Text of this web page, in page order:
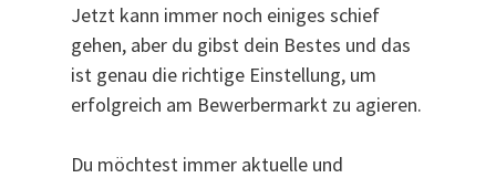
Jetzt kann immer noch einiges schief
gehen, aber du gibst dein Bestes und das
ist genau die richtige Einstellung, um
erfolgreich am Bewerbermarkt zu agieren.
Du möchtest immer aktuelle und